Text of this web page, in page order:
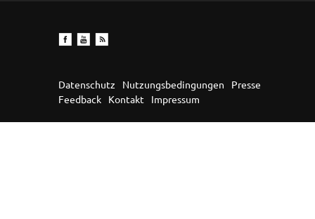
Datenschutz Nutzungsbedingungen
Presse
Feedback
Kontakt Impressum